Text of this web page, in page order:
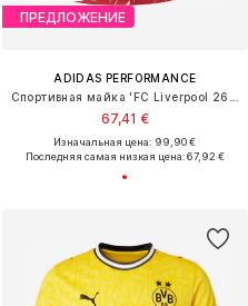
ПРЕДЛОЖЕНИЕ
ADIDAS PERFORMANCE
67,41 €
Изначальная цена: 99,90 €
Последняя самая низкая цена:67,92 €